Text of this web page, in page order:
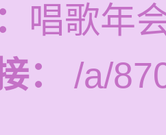
唱歌年
：
/a/